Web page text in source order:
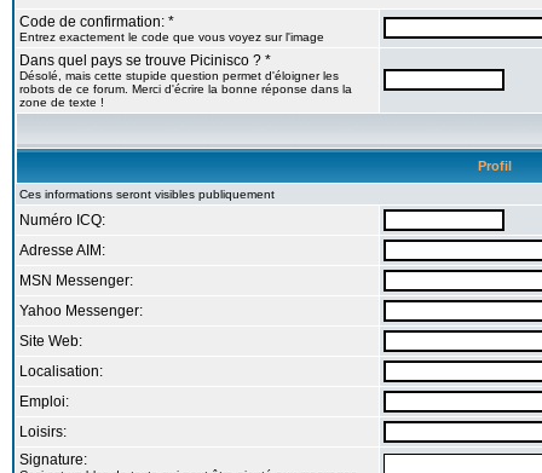
Code de confirmation: *
Entrez exactement le code que vous voyez sur l'image
Dans quel pays se trouve Picinisco ? *
Désolé, mais cette stupide question permet d'éloigner les
robots de ce forum. Merci d'écrire la bonne réponse dans la
zone de texte !
Profil
Ces informations seront visibles publiquement
Numéro ICQ:
Adresse AIM:
MSN Messenger:
Yahoo Messenger:
Site Web:
Localisation:
Emploi:
Loisirs:
Signature: